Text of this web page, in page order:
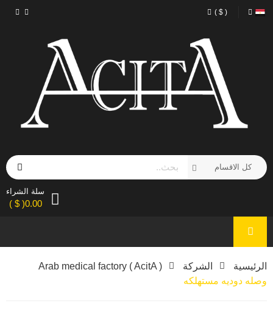
( $ )
سلة الشراء
0.00( $ )
الرئيسية الشركة
Arab medical factory ( AcitA )
وصله دوديه مستهلكه